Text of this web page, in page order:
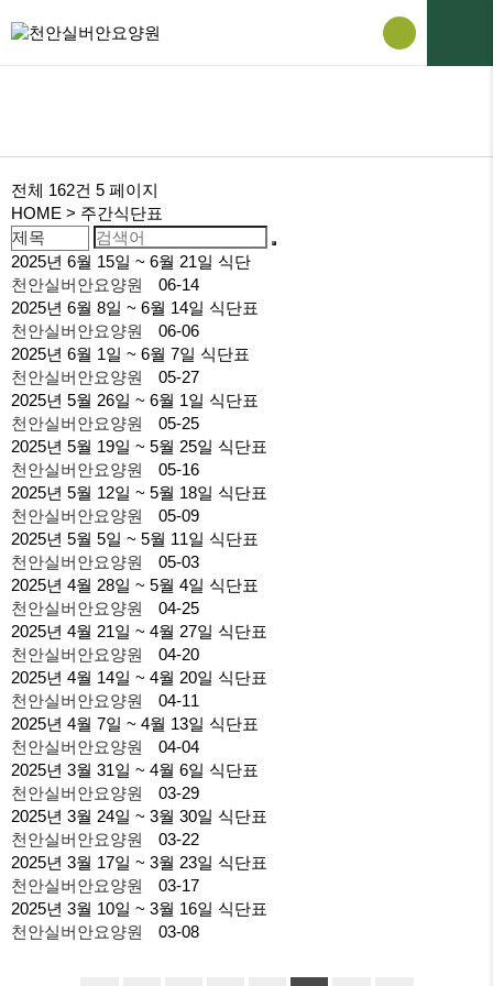
전체 162건 5 페이지
HOME > 주간식단표
2025년 6월 15일 ~ 6월 21일 식단
천안실버안요양원
06-14
2025년 6월 8일 ~ 6월 14일 식단표
천안실버안요양원
06-06
2025년 6월 1일 ~ 6월 7일 식단표
천안실버안요양원
05-27
2025년 5월 26일 ~ 6월 1일 식단표
천안실버안요양원
05-25
2025년 5월 19일 ~ 5월 25일 식단표
천안실버안요양원
05-16
2025년 5월 12일 ~ 5월 18일 식단표
천안실버안요양원
05-09
2025년 5월 5일 ~ 5월 11일 식단표
천안실버안요양원
05-03
2025년 4월 28일 ~ 5월 4일 식단표
천안실버안요양원
04-25
2025년 4월 21일 ~ 4월 27일 식단표
천안실버안요양원
04-20
2025년 4월 14일 ~ 4월 20일 식단표
천안실버안요양원
04-11
2025년 4월 7일 ~ 4월 13일 식단표
천안실버안요양원
04-04
2025년 3월 31일 ~ 4월 6일 식단표
천안실버안요양원
03-29
2025년 3월 24일 ~ 3월 30일 식단표
천안실버안요양원
03-22
2025년 3월 17일 ~ 3월 23일 식단표
천안실버안요양원
03-17
2025년 3월 10일 ~ 3월 16일 식단표
천안실버안요양원
03-08